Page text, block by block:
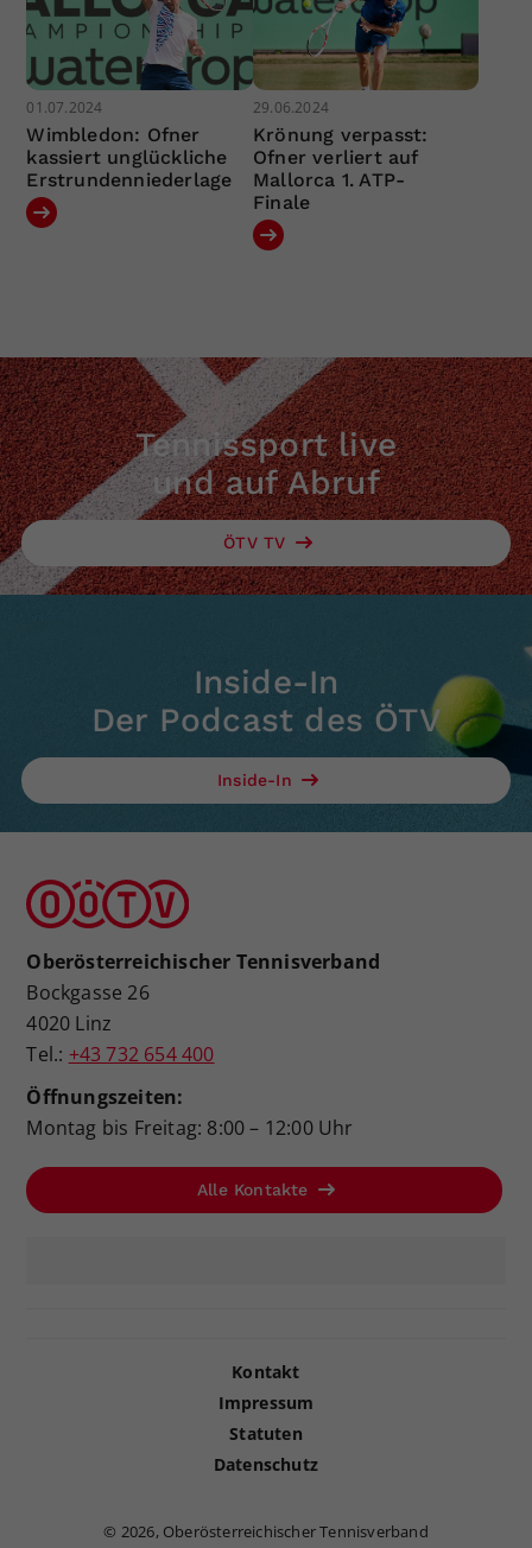
01.07.2024
Wimbledon: Ofner
kassiert unglückliche
Erstrundenniederlage
29.06.2024
Krönung verpasst:
Ofner verliert auf
Mallorca 1. ATP-
Finale
Tennissport live
und auf Abruf
ÖTV TV
Inside-In
Der Podcast des ÖTV
Inside-In
Oberösterreichischer Tennisverband
Bockgasse 26
4020 Linz
Tel.: +43 732 654 400
Öffnungszeiten:
Montag bis Freitag: 8:00 – 12:00 Uhr
Alle Kontakte
Kontakt
Impressum
Statuten
Datenschutz
© 2026, Oberösterreichischer Tennisverband